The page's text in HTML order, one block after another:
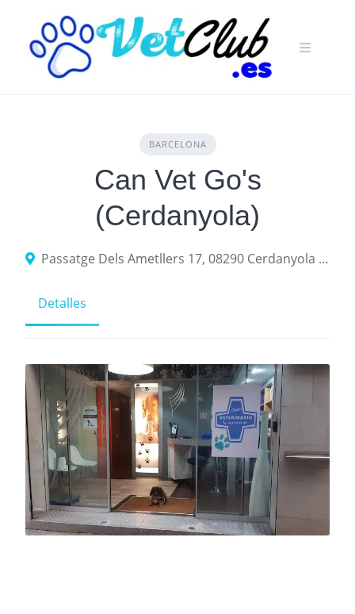
content
BARCELONA
Can Vet Go's
(Cerdanyola)
Passatge Dels Ametllers 17, 08290 Cerdanyola del Vallès, provincia de Barcelona, España
Detalles